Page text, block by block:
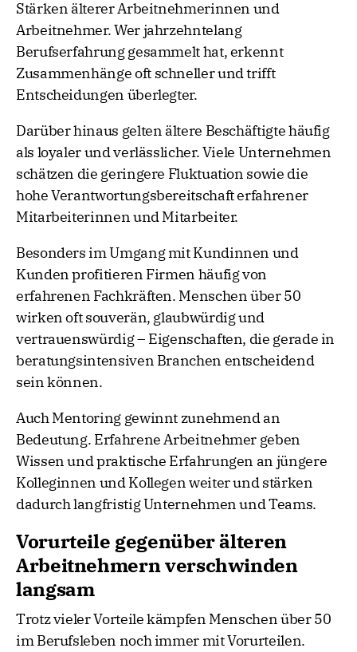
Stärken älterer Arbeitnehmerinnen und
Arbeitnehmer. Wer jahrzehntelang
Berufserfahrung gesammelt hat, erkennt
Zusammenhänge oft schneller und trifft
Entscheidungen überlegter.
Darüber hinaus gelten ältere Beschäftigte häufig
als loyaler und verlässlicher. Viele Unternehmen
schätzen die geringere Fluktuation sowie die
hohe Verantwortungsbereitschaft erfahrener
Mitarbeiterinnen und Mitarbeiter.
Besonders im Umgang mit Kundinnen und
Kunden profitieren Firmen häufig von
erfahrenen Fachkräften. Menschen über 50
wirken oft souverän, glaubwürdig und
vertrauenswürdig – Eigenschaften, die gerade in
beratungsintensiven Branchen entscheidend
sein können.
Auch Mentoring gewinnt zunehmend an
Bedeutung. Erfahrene Arbeitnehmer geben
Wissen und praktische Erfahrungen an jüngere
Kolleginnen und Kollegen weiter und stärken
dadurch langfristig Unternehmen und Teams.
Vorurteile gegenüber älteren
Arbeitnehmern verschwinden
langsam
Trotz vieler Vorteile kämpfen Menschen über 50
im Berufsleben noch immer mit Vorurteilen.